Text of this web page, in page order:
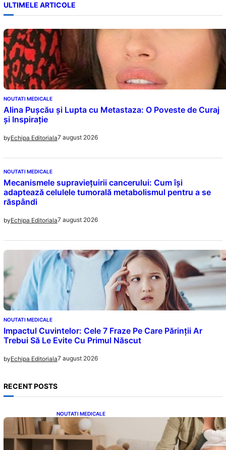
ULTIMELE ARTICOLE
NOUTATI MEDICALE
Alina Pușcău și Lupta cu Metastaza: O Poveste de Curaj
și Inspirație
byEchipa Editoriala7 august 2026
NOUTATI MEDICALE
Mecanismele supraviețuirii cancerului: Cum își
adaptează celulele tumorală metabolismul pentru a se
răspândi
byEchipa Editoriala7 august 2026
NOUTATI MEDICALE
Impactul Cuvintelor: Cele 7 Fraze Pe Care Părinții Ar
Trebui Să Le Evite Cu Primul Născut
byEchipa Editoriala7 august 2026
RECENT POSTS
NOUTATI MEDICALE
Compararea pompelor de sân electrice și
manuale: Alegerea ideală pentru mamele
moderne